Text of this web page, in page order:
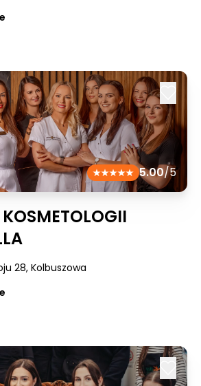
5.00/5
28, Kolbuszowa